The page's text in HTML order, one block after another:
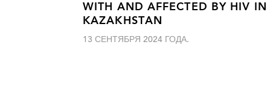
WITH AND AFFECTED BY HIV IN
KAZAKHSTAN
13 СЕНТЯБРЯ 2024 ГОДА.